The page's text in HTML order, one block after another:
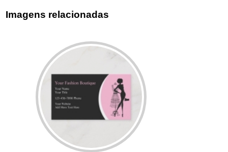
Imagens relacionadas